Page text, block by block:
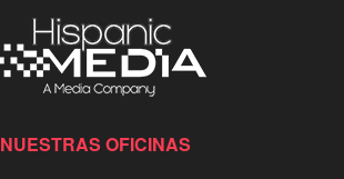
NUESTRAS OFICINAS